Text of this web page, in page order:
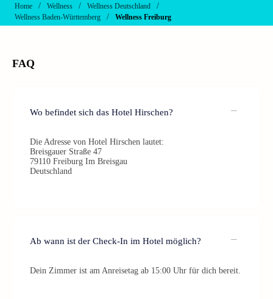
Home / Wellness / Wellness Deutschland /
Wellness Baden-Württemberg / Wellness Freiburg
FAQ
Wo befindet sich das Hotel Hirschen?
Die Adresse von Hotel Hirschen lautet:
Breisgauer Straße 47
79110 Freiburg Im Breisgau
Deutschland
Ab wann ist der Check-In im Hotel möglich?
Dein Zimmer ist am Anreisetag ab 15:00 Uhr für dich bereit.